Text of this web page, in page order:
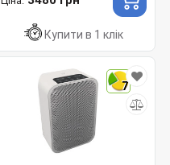
Купити в 1 клік
7